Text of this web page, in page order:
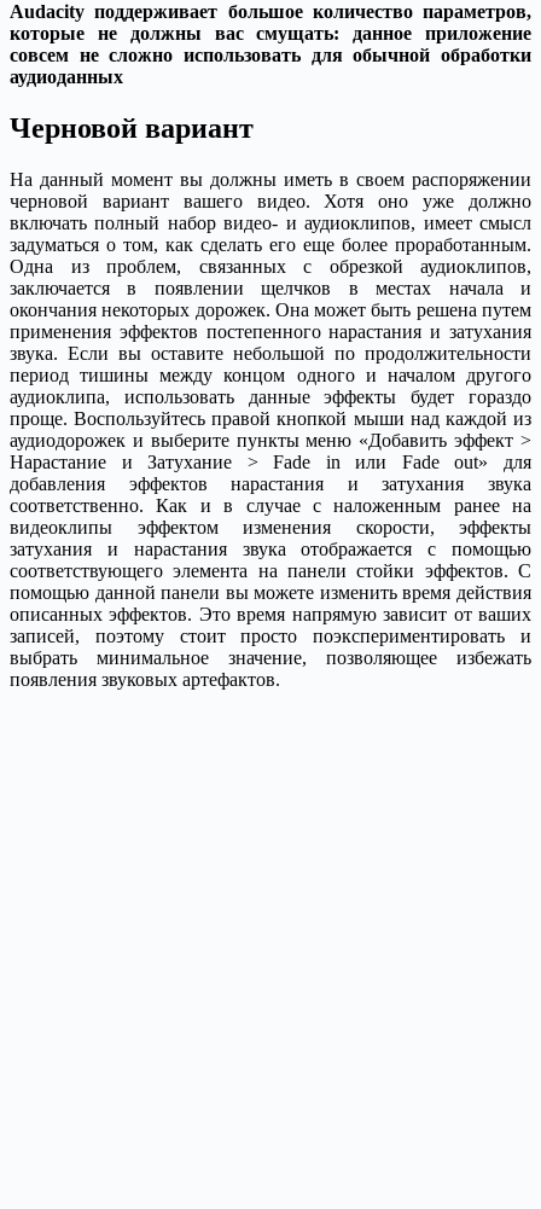
Audacity поддерживает большое количество параметров,
которые не должны вас смущать: данное приложение
совсем не сложно использовать для обычной обработки
аудиоданных
Черновой вариант
На данный момент вы должны иметь в своем распоряжении
черновой вариант вашего видео. Хотя оно уже должно
включать полный набор видео- и аудиоклипов, имеет смысл
задуматься о том, как сделать его еще более проработанным.
Одна из проблем, связанных с обрезкой аудиоклипов,
заключается в появлении щелчков в местах начала и
окончания некоторых дорожек. Она может быть решена путем
применения эффектов постепенного нарастания и затухания
звука. Если вы оставите небольшой по продолжительности
период тишины между концом одного и началом другого
аудиоклипа, использовать данные эффекты будет гораздо
проще. Воспользуйтесь правой кнопкой мыши над каждой из
аудиодорожек и выберите пункты меню «Добавить эффект >
Нарастание и Затухание > Fade in или Fade out» для
добавления эффектов нарастания и затухания звука
соответственно. Как и в случае с наложенным ранее на
видеоклипы эффектом изменения скорости, эффекты
затухания и нарастания звука отображается с помощью
соответствующего элемента на панели стойки эффектов. С
помощью данной панели вы можете изменить время действия
описанных эффектов. Это время напрямую зависит от ваших
записей, поэтому стоит просто поэкспериментировать и
выбрать минимальное значение, позволяющее избежать
появления звуковых артефактов.